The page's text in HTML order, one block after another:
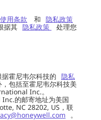
使用条款 和 隐私政策
据其 隐私政策
处理您
霍尼韦尔科技的 隐私
包括至霍尼韦尔科技美
Inc.。
的邮寄地址为美国
NC 28202, US，联
。